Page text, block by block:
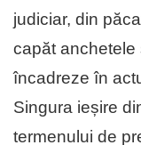
judiciar, din
capăt anchetele
încadreze în
Singura ieșire
termenului de